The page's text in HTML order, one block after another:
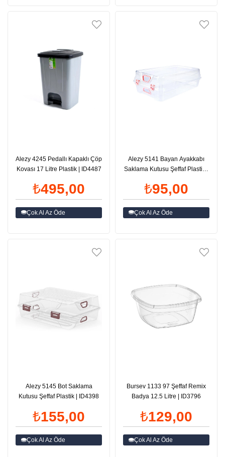
Alezy 4245 Pedallı Kapaklı Çöp
Kovası 17 Litre Plastik | ID4487
₺495,00
Çok Al Az Öde
Alezy 5141 Bayan Ayakkabı
Saklama Kutusu Şeffaf Plastik |
₺95,00
Çok Al Az Öde
Alezy 5145 Bot Saklama
Kutusu Şeffaf Plastik | ID4398
₺155,00
Çok Al Az Öde
Bursev 1133 97 Şeffaf Remix
Badya 12.5 Litre | ID3796
₺129,00
Çok Al Az Öde